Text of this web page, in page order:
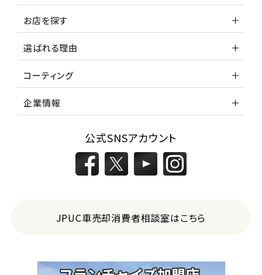
お店を探す
選ばれる理由
コーティング
企業情報
公式SNSアカウント
JPUC車売却消費者相談室はこちら